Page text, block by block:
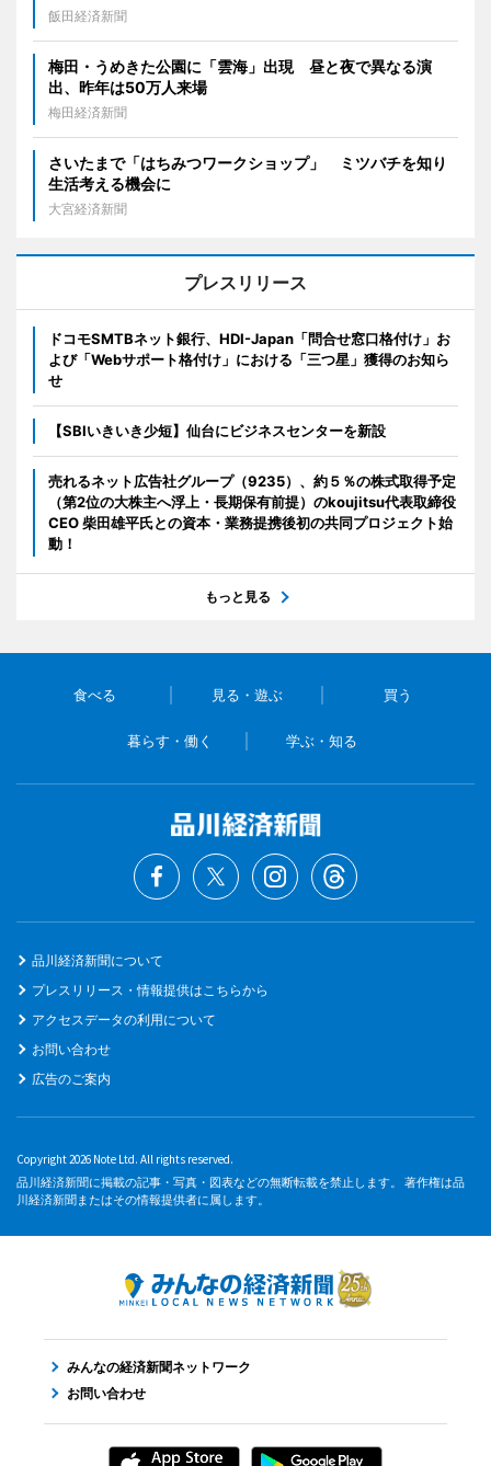
飯田経済新聞
梅田・うめきた公園に「雲海」出現 昼と夜で異なる演
出、昨年は50万人来場
梅田経済新聞
さいたまで「はちみつワークショップ」 ミツバチを知り
生活考える機会に
大宮経済新聞
プレスリリース
ドコモSMTBネット銀行、HDI-Japan「問合せ窓口格付け」お
よび「Webサポート格付け」における「三つ星」獲得のお知ら
せ
【SBIいきいき少短】仙台にビジネスセンターを新設
売れるネット広告社グループ（9235）、約５％の株式取得予定
（第2位の大株主へ浮上・長期保有前提）のkoujitsu代表取締役
CEO 柴田雄平氏との資本・業務提携後初の共同プロジェクト始
動！
もっと見る
食べる 見る・遊ぶ 買う
暮らす・働く 学ぶ・知る
品川経済新聞について
プレスリリース・情報提供はこちらから
アクセスデータの利用について
お問い合わせ
広告のご案内
Copyright 2026 Note Ltd. All rights reserved.
品川経済新聞に掲載の記事・写真・図表などの無断転載を禁止します。 著作権は品
川経済新聞またはその情報提供者に属します。
みんなの経済新聞ネットワーク
お問い合わせ